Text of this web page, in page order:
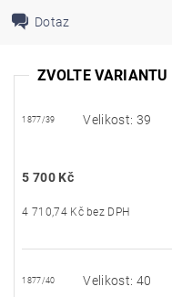
Dotaz
ZVOLTE VARIANTU
1877/39 Velikost: 39
5 700 Kč
4 710,74 Kč bez DPH
1877/40 Velikost: 40